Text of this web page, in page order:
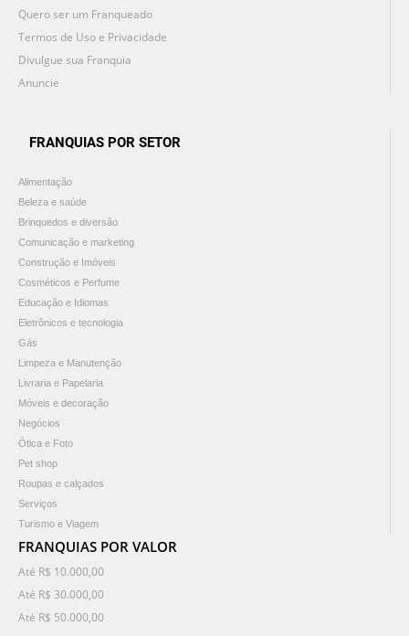
Quero ser um Franqueado
Termos de Uso e Privacidade
Divulgue sua Franquia
Anuncie
FRANQUIAS POR SETOR
Alimentação
Beleza e saúde
Brinquedos e diversão
Comunicação e marketing
Construção e Imóveis
Cosméticos e Perfume
Educação e Idiomas
Eletrônicos e tecnologia
Gás
Limpeza e Manutenção
Livraria e Papelaria
Móveis e decoração
Negócios
Ótica e Foto
Pet shop
Roupas e calçados
Serviços
Turismo e Viagem
FRANQUIAS POR VALOR
Até R$ 10.000,00
Até R$ 30.000,00
Até R$ 50.000,00